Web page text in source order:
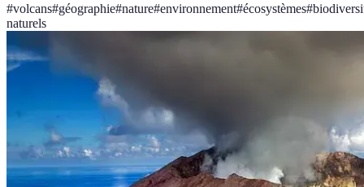
#volcans#géographie#nature#environnement#écosystèmes#
naturels